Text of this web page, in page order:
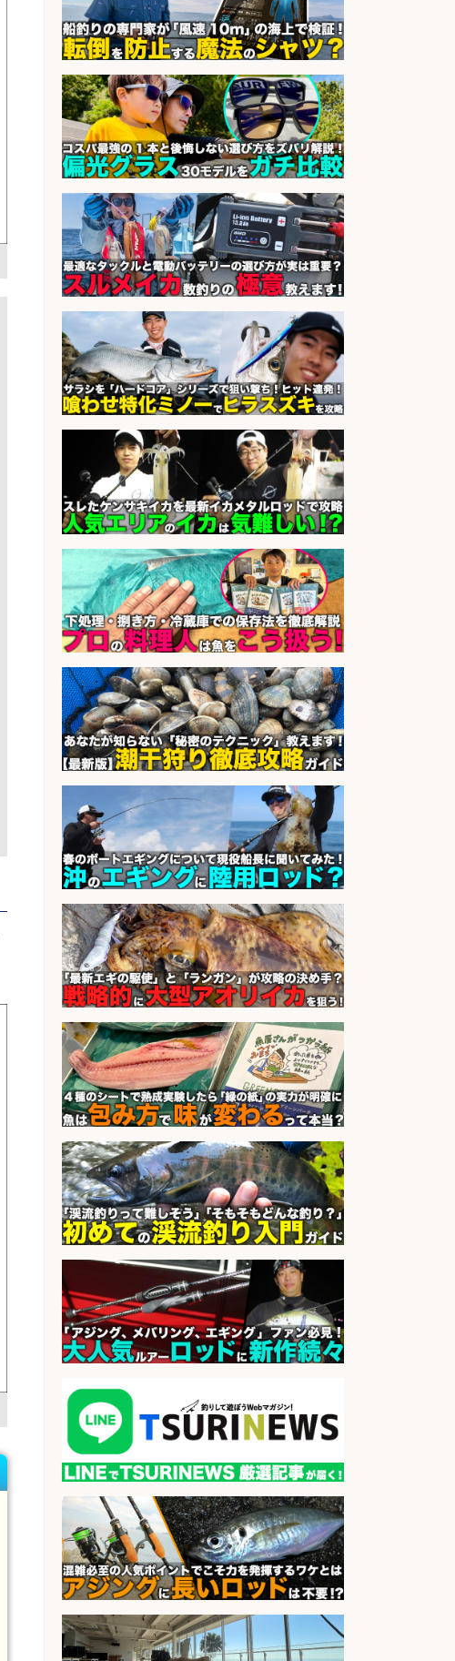
会社名 株式会社G&G
sponsored by 求人ボックス
福岡「現場監督」/釣り好き歓迎/残
業10時間/経験者歓迎
会社名 広松久水産株式会社
sponsored by 求人ボックス
営業事務/「大津市」「時給1,300
円」小野駅徒歩6分/釣り具メーカー
の物流事務・営業アシスタント/残
業なし×土日祝休み×大型連休あり/
滋賀県/大津市
会社名 株式会社ホットスタッフ滋賀
sponsored by 求人ボックス
さらに求人情報を見る